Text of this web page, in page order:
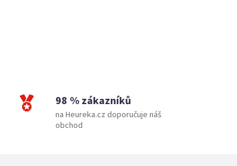
98 % zákazníků
na Heureka.cz doporučuje náš
obchod